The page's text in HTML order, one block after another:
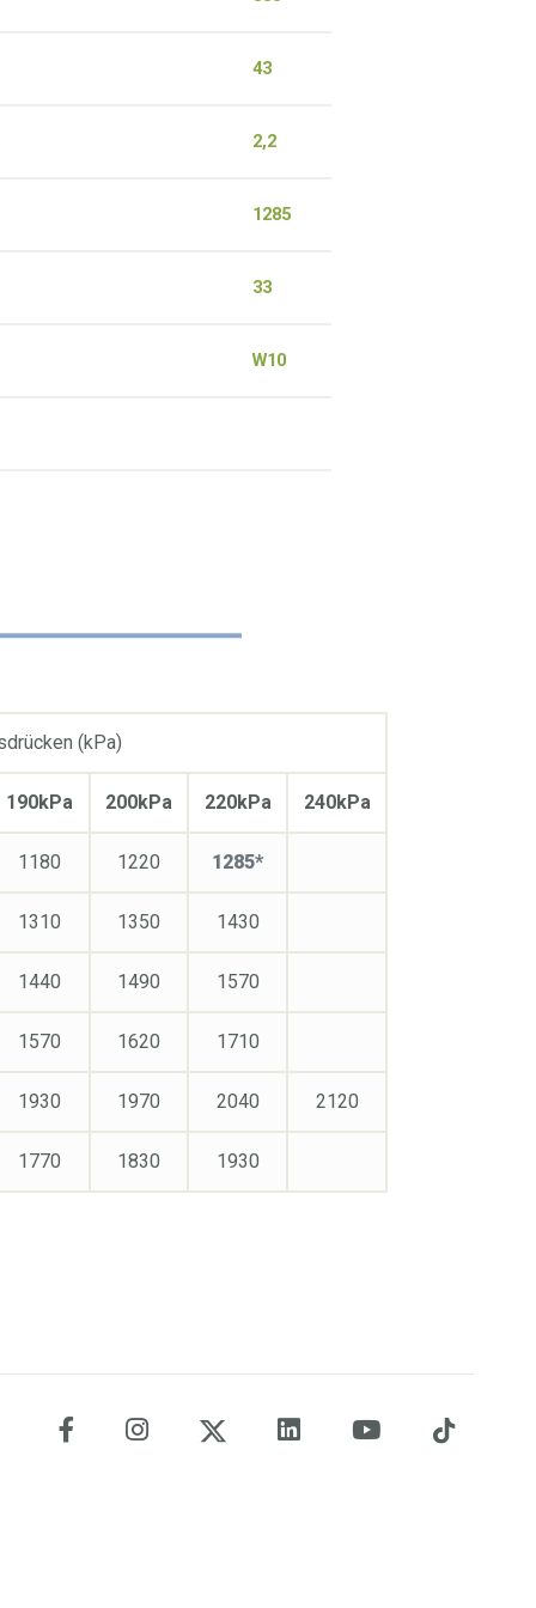
43
2,2
1285
33
W10
(kPa)
190kPa
1180
1310
1440
1570
1930
1770
200kPa
1220
1350
1490
1620
1970
1830
220kPa
1285*
1430
1570
1710
2040
1930
240kPa
2120